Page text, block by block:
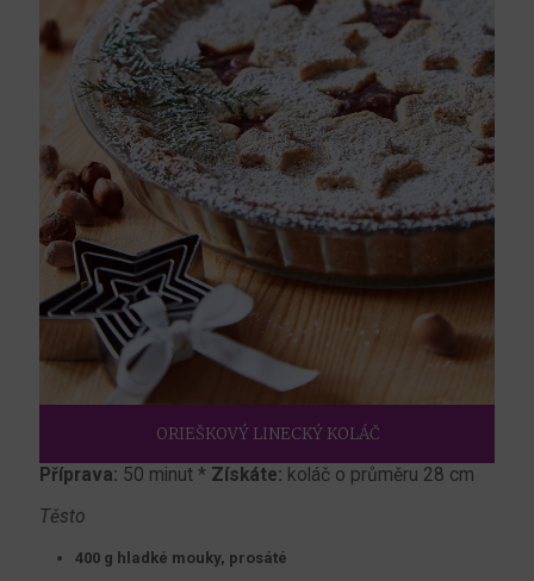
ORIEŠKOVÝ LINECKÝ KOLÁČ
Příprava: 50 minut * Získáte: koláč o průměru 28 cm
Těsto
400 g hladké mouky, prosáté